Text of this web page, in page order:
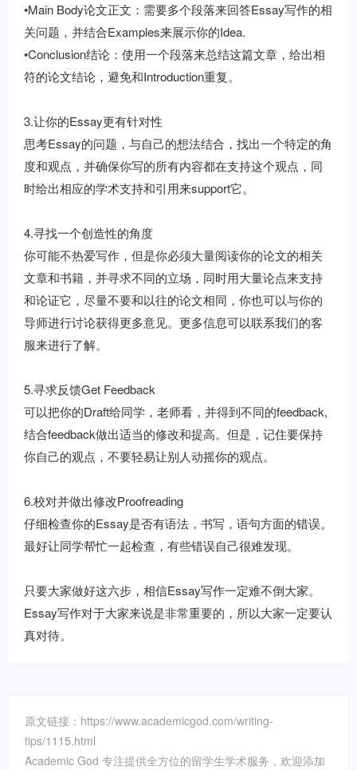
•Main Body论文正文：需要多个段落来回答Essay写作的相
关问题，并结合Examples来展示你的Idea.
•Conclusion结论：使用一个段落来总结这篇文章，给出相
符的论文结论，避免和Introduction重复。
3.让你的Essay更有针对性
思考Essay的问题，与自己的想法结合，找出一个特定的角
度和观点，并确保你写的所有内容都在支持这个观点，同
时给出相应的学术支持和引用来support它。
4.寻找一个创造性的角度
你可能不热爱写作，但是你必须大量阅读你的论文的相关
文章和书籍，并寻求不同的立场，同时用大量论点来支持
和论证它，尽量不要和以往的论文相同，你也可以与你的
导师进行讨论获得更多意见。更多信息可以联系我们的客
服来进行了解。
5.寻求反馈Get Feedback
可以把你的Draft给同学，老师看，并得到不同的feedback,
结合feedback做出适当的修改和提高。但是，记住要保持
你自己的观点，不要轻易让别人动摇你的观点。
6.校对并做出修改Proofreading
仔细检查你的Essay是否有语法，书写，语句方面的错误。
最好让同学帮忙一起检查，有些错误自己很难发现。
只要大家做好这六步，相信Essay写作一定难不倒大家。
Essay写作对于大家来说是非常重要的，所以大家一定要认
真对待。
原文链接：https://www.academicgod.com/writing-
tips/1115.html
Academic God 专注提供全方位的留学生学术服务，欢迎添加